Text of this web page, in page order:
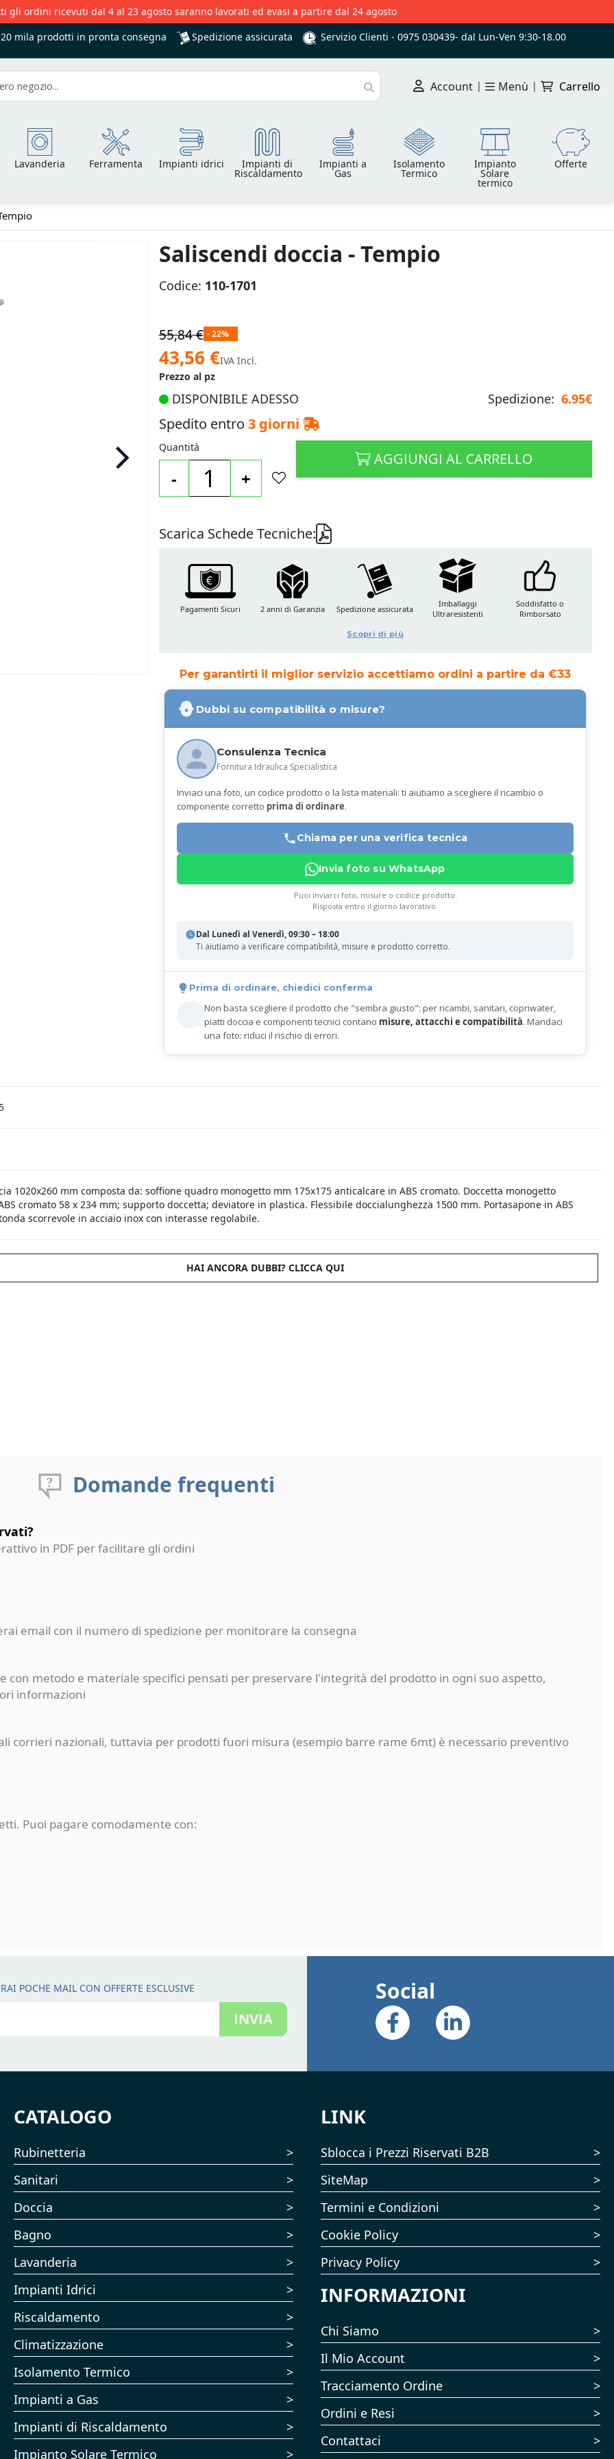
gli ordini ricevuti dal 4 al 23 agosto saranno lavorati ed evasi a partire dal 24 agosto
mila prodotti in pronta consegna Spedizione assicurata Servizio Clienti - 0975 030439- dal Lun-Ven 9:30-18.00
Cerca
Account | Menù | Carrello
Lavanderia Ferramenta Impianti idrici Impianti di
Riscaldamento
Impianti a
Gas
Isolamento
Termico
Impianto
Solare
termico
Offerte
Saliscendi doccia - Tempio
Codice: 110-1701
55,84 € - 22%
Prezzo
speciale
43,56 €IVA Incl.
Prezzo al pz
DISPONIBILE ADESSO Spedizione: 6.95€
Spedito entro 3 giorni
Quantità
- +
AGGIUNGI AL CARRELLO
Scarica Schede Tecniche:
Per garantirti il miglior servizio accettiamo ordini a partire da €33
Dubbi su compatibilità o misure?
Consulenza Tecnica
Fornitura Idraulica Specialistica
Inviaci una foto, un codice prodotto o la lista materiali: ti aiutiamo a scegliere il ricambio o
componente corretto prima di ordinare.
Chiama per una verifica tecnica
Invia foto su WhatsApp
Puoi inviarci foto, misure o codice prodotto.
Risposta entro il giorno lavorativo.
Dal Lunedì al Venerdì, 09:30 – 18:00
Ti aiutiamo a verificare compatibilità, misure e prodotto corretto.
Prima di ordinare, chiedici conferma
Non basta scegliere il prodotto che "sembra giusto": per ricambi, sanitari, copriwater,
piatti doccia e componenti tecnici contano misure, attacchi e compatibilità. Mandaci
una foto: riduci il rischio di errori.
Pagamenti Sicuri 2 anni di Garanzia Spedizione assicurata
Imballaggi
Ultraresistenti
Soddisfatto o
Rimborsato
Scopri di più
1020x260 mm composta da: soffione quadro monogetto mm 175x175 anticalcare in ABS cromato. Doccetta monogetto
cromato 58 x 234 mm; supporto doccetta; deviatore in plastica. Flessibile doccialunghezza 1500 mm. Portasapone in ABS
scorrevole in acciaio inox con interasse regolabile.
HAI ANCORA DUBBI? CLICCA QUI
Domande frequenti
in PDF per facilitare gli ordini
email con il numero di spedizione per monitorare la consegna
con metodo e materiale specifici pensati per preservare l'integrità del prodotto in ogni suo aspetto,
informazioni
corrieri nazionali, tuttavia per prodotti fuori misura (esempio barre rame 6mt) è necessario preventivo
Puoi pagare comodamente con:
POCHE MAIL CON OFFERTE ESCLUSIVE
INVIA
Social
CATALOGO
Rubinetteria
Sanitari
Doccia
Bagno
Lavanderia
Impianti Idrici
Riscaldamento
Climatizzazione
Isolamento Termico
Impianti a Gas
Impianti di Riscaldamento
Impianto Solare Termico
LINK
Sblocca i Prezzi Riservati B2B
SiteMap
Termini e Condizioni
Cookie Policy
Privacy Policy
INFORMAZIONI
Chi Siamo
Il Mio Account
Tracciamento Ordine
Ordini e Resi
Contattaci